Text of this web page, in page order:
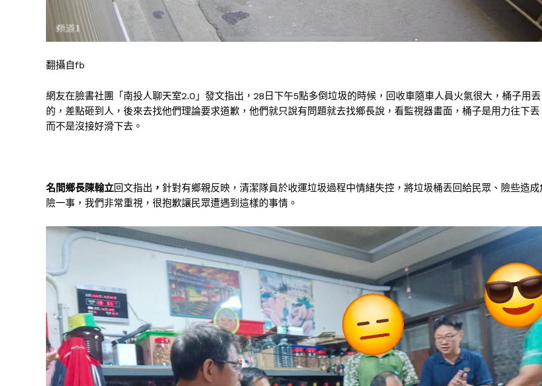
翻攝自fb
網友在臉書社團「南投人聊天室2.0」發文指出，28日下午5點多倒垃圾的時候 ，回收車隨車人員火氣很大，桶子用丟
的，差點砸到人，後來去找他們理論要求道歉，他們就只說有問題就去找鄉長說，看監視器畫面，桶子是用力往下丟
而不是沒接好滑下去。
名間鄉長陳翰立回文指出 ， 針對有鄉親反映，清潔隊員於收運垃圾過程中情緒失控，將垃圾桶丟回給民眾、險些造成
險一事，我們非常重視，很抱歉讓民眾遭遇到這樣的事情。